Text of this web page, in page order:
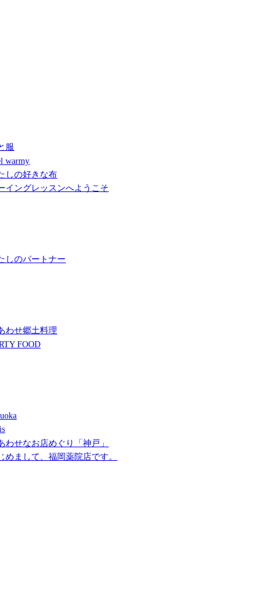
服
warmy
しの好きな布
イングレッスンへようこそ
しのパートナー
わせ郷土料理
FOOD
わせなお店めぐり「神戸」
めまして、福岡薬院店です。